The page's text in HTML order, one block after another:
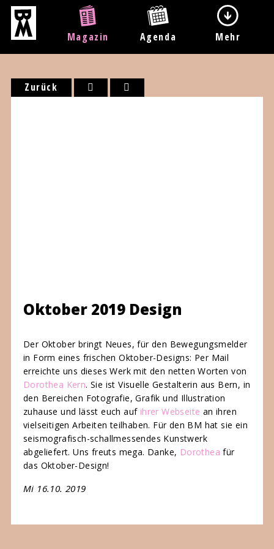
Magazin Agenda Mehr
Zurück
Oktober 2019 Design
Der Oktober bringt Neues, für den Bewegungsmelder
in Form eines frischen Oktober-Designs: Per Mail
erreichte uns dieses Werk mit den netten Worten von
Dorothea Kern. Sie ist Visuelle Gestalterin aus Bern, in
den Bereichen Fotografie, Grafik und Illustration
zuhause und lässt euch auf ihrer Webseite an ihren
vielseitigen Arbeiten teilhaben. Für den BM hat sie ein
seismografisch-schallmessendes Kunstwerk
abgeliefert. Uns freuts mega. Danke, Dorothea für
das Oktober-Design!
Mi 16.10. 2019